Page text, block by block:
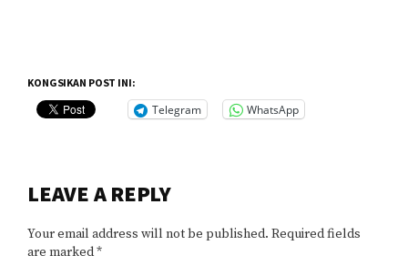
KONGSIKAN POST INI:
Telegram WhatsApp
Reader
Interactions
LEAVE A REPLY
Your email address will not be published. Required fields
are marked*